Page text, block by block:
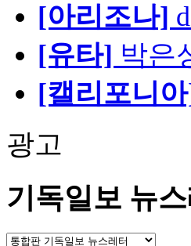
[아리조나]
[유타] 박은
[캘리포니
광고
기독일보 뉴